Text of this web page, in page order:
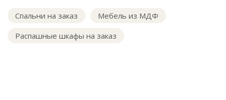
Спальни на заказ
Мебель из МДФ
Распашные шкафы на заказ